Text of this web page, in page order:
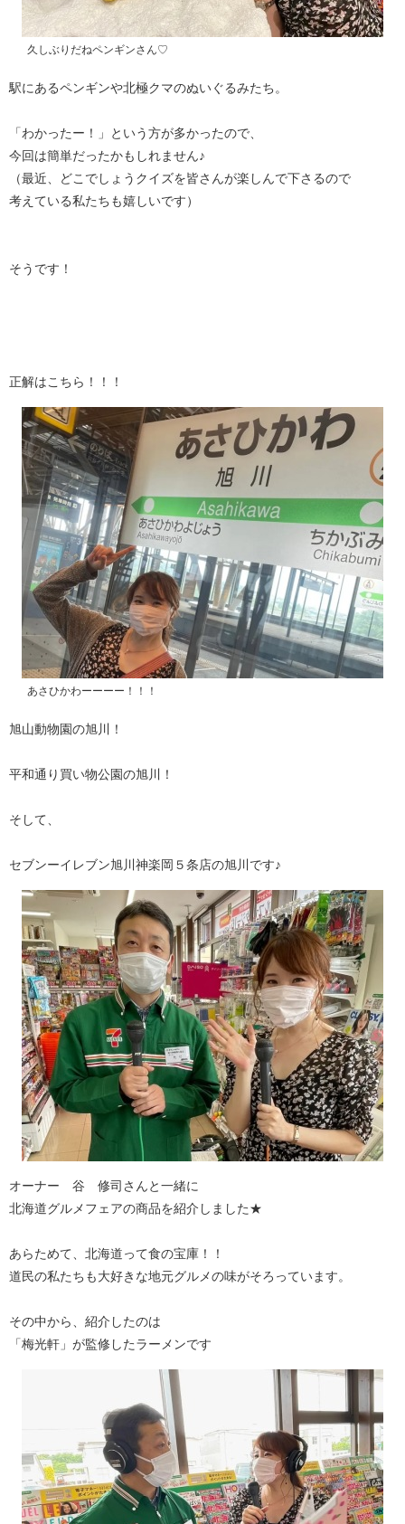
久しぶりだねペンギンさん♡
駅にあるペンギンや北極クマのぬいぐるみたち。
「わかったー！」という方が多かったので、
今回は簡単だったかもしれません♪
（最近、どこでしょうクイズを皆さんが楽しんで下さるので
考えている私たちも嬉しいです）
そうです！
正解はこちら！！！
あさひかわーーーー！！！
旭山動物園の旭川！
平和通り買い物公園の旭川！
そして、
セブンーイレブン旭川神楽岡５条店の旭川です♪
オーナー 谷 修司さんと一緒に
北海道グルメフェアの商品を紹介しました★
あらためて、北海道って食の宝庫！！
道民の私たちも大好きな地元グルメの味がそろっています。
その中から、紹介したのは
「梅光軒」が監修したラーメンです